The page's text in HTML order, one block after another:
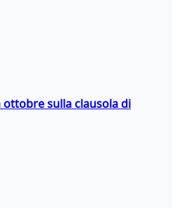
sulla clausola di